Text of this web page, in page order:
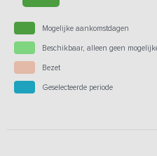
Mogelijke aankomstdagen
Beschikbaar, alleen geen
Bezet
Geselecteerde periode